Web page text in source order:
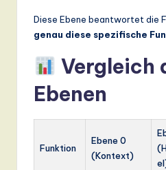
Diese Ebene beantwortet die
genau diese spezifische
Vergleich
Ebenen
Funktion
Ebene 0
(Kontext)